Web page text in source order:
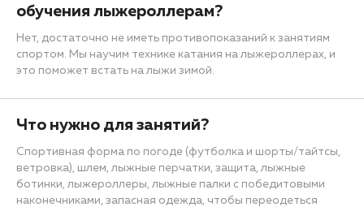
обучения лыжероллерам?
Нет, достаточно не иметь противопоказаний к занятиям
спортом. Мы научим технике катания на лыжероллерах, и
это поможет встать на лыжи зимой.
Что нужно для занятий?
Спортивная форма по погоде (футболка и шорты/тайтсы,
ветровка), шлем, лыжные перчатки, защита, лыжные
ботинки, лыжероллеры, лыжные палки с победитовыми
наконечниками, запасная одежда, чтобы переодеться